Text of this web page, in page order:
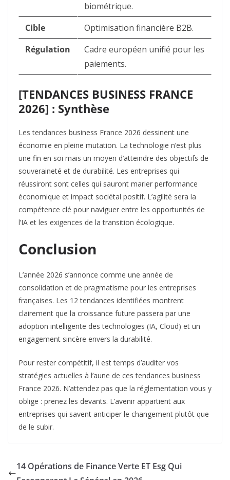
biométrique.
Cible
Optimisation financière B2B.
Régulation
Cadre européen unifié pour les
paiements.
[TENDANCES BUSINESS FRANCE
2026] : Synthèse
Les tendances business France 2026 dessinent une
économie en pleine mutation. La technologie n’est plus
une fin en soi mais un moyen d’atteindre des objectifs de
souveraineté et de durabilité. Les entreprises qui
réussiront sont celles qui sauront marier performance
économique et impact sociétal positif. L’agilité sera la
compétence clé pour naviguer entre les opportunités de
l’IA et les exigences de la transition écologique.
Conclusion
L’année 2026 s’annonce comme une année de
consolidation et de pragmatisme pour les entreprises
françaises. Les 12 tendances identifiées montrent
clairement que la croissance future passera par une
adoption intelligente des technologies (IA, Cloud) et un
engagement sincère envers la durabilité.
Pour rester compétitif, il est temps d’auditer vos
stratégies actuelles à l’aune de ces tendances business
France 2026. N’attendez pas que la réglementation vous y
oblige : prenez les devants. L’avenir appartient aux
entreprises qui savent anticiper le changement plutôt que
de le subir.
14 Opérations de Finance Verte ET Esg Qui